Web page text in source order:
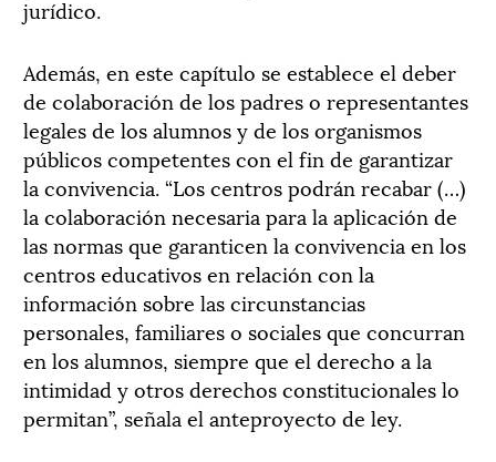
jurídico.
Además, en este capítulo se establece el deber
de colaboración de los padres o representantes
legales de los alumnos y de los organismos
públicos competentes con el fin de garantizar
la convivencia. “Los centros podrán recabar (…)
la colaboración necesaria para la aplicación de
las normas que garanticen la convivencia en los
centros educativos en relación con la
información sobre las circunstancias
personales, familiares o sociales que concurran
en los alumnos, siempre que el derecho a la
intimidad y otros derechos constitucionales lo
permitan”, señala el anteproyecto de ley.